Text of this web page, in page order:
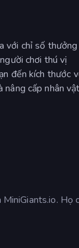
với chỉ số thưởng
chơi thú vị
đến kích thước
cấp nhân